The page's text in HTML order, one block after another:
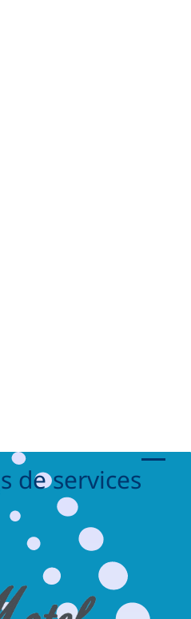
de services